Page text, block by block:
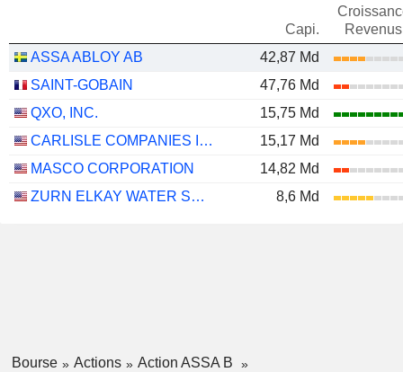
Capi.
Revenus
ASSA ABLOY AB
42,87 Md
SAINT-GOBAIN
47,76 Md
QXO, INC.
15,75 Md
CARLISLE COMPANIES INCORPORATED
15,17 Md
MASCO CORPORATION
14,82 Md
ZURN ELKAY WATER SOLUTIONS CORPORATION
8,6 Md
Bourse Actions
Action ASSA B